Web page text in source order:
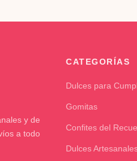
y de
a todo
CATEGORÍAS
Dulces para
Gomitas
Confites del
Dulces